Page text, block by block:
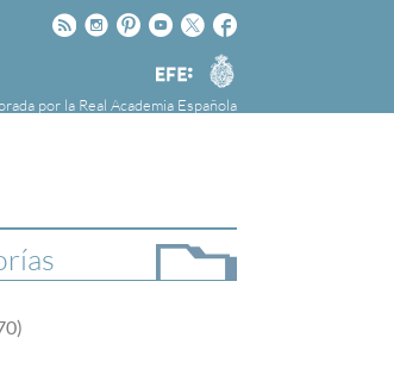
Facebook
Twitter
Youtube
Pinteres
Instagram
Rss
Agencia
EFE
por la Real Academia Española
Real Academia Española,
con el buen uso del
de comunicación y en